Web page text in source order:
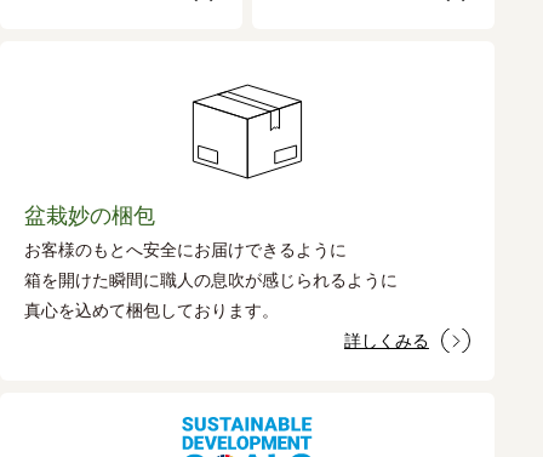
盆栽妙の梱包
お客様のもとへ安全にお届けできるように
箱を開けた瞬間に職人の息吹が感じられるように
真心を込めて梱包しております。
詳しくみる